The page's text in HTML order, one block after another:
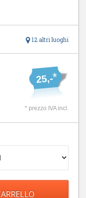
12 altri luoghi
25,-*
* prezzo IVA incl.